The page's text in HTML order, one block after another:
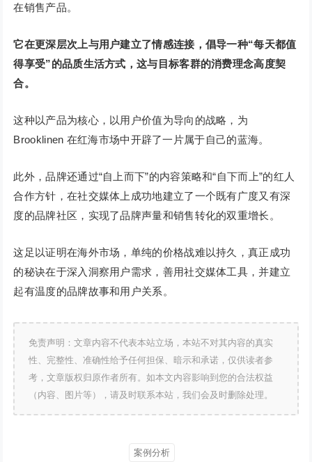
在销售产品。
它在更深层次上与用户建立了情感连接，倡导一种“每天都值
得享受”的品质生活方式，这与目标客群的消费理念高度契
合。
这种以产品为核心，以用户价值为导向的战略，为
Brooklinen 在红海市场中开辟了一片属于自己的蓝海。
此外，品牌还通过“自上而下”的内容策略和“自下而上”的红人
合作方针，在社交媒体上成功地建立了一个既有广度又有深
度的品牌社区，实现了品牌声量和销售转化的双重增长。
这足以证明在海外市场，单纯的价格战难以持久，真正成功
的秘诀在于深入洞察用户需求，善用社交媒体工具，并建立
起有温度的品牌故事和用户关系。
免责声明：文章内容不代表本站立场，本站不对其内容的真实
性、完整性、准确性给予任何担保、暗示和承诺，仅供读者参
考，文章版权归原作者所有。如本文内容影响到您的合法权益
（内容、图片等），请及时联系本站，我们会及时删除处理。
案例分析